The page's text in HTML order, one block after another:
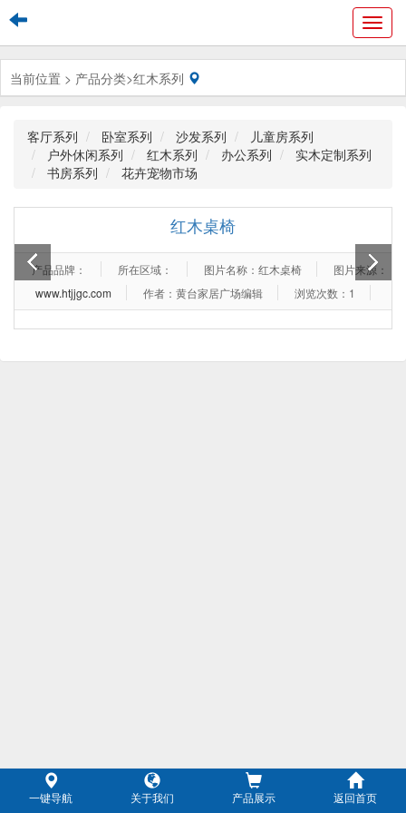
当前位置 > 产品分类>红木系列
客厅系列 卧室系列 沙发系列
儿童房系列
户外休闲系列
红木系列 办公系列
实木定制系列
书房系列
花卉宠物市场
红木桌椅
产品品牌： 所在区域： 图片名称：红木桌椅
图片来源：
www.htjjgc.com
作者：黄台家居广场编辑 浏览次数：1
一键导航 关于我们 产品展示 返回首页